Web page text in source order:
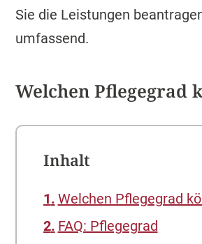
Sie die Leistungen
umfassend.
Welchen Pflegegrad
Inhalt
Welchen Pflegegrad
FAQ: Pflegegrad